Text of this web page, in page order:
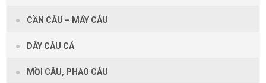
CẦN CÂU – MÁY CÂU
DÂY CÂU CÁ
MỒI CÂU, PHAO CÂU